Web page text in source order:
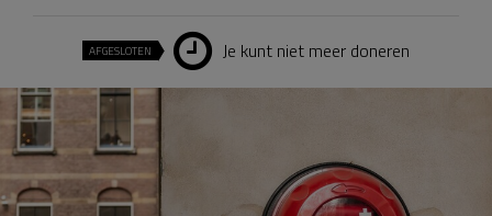
AFGESLOTEN Je kunt niet meer doneren